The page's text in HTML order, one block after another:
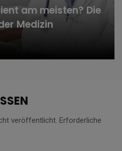
am meisten? Die
Medizin
veröffentlicht. Erforderliche